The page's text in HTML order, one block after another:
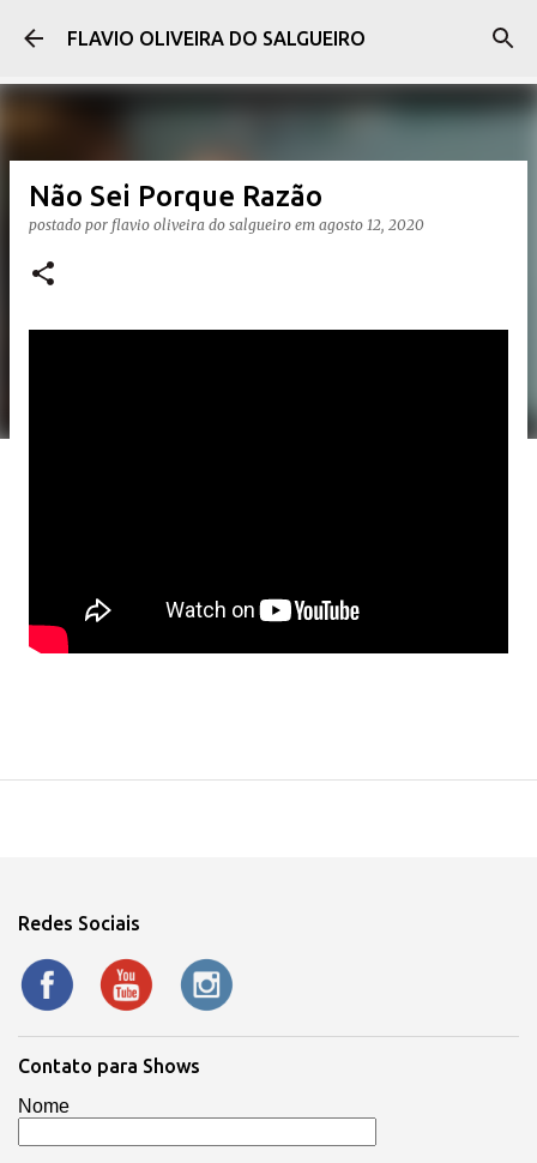
Pular para o conteúdo principal
FLAVIO OLIVEIRA DO SALGUEIRO
Não Sei Porque Razão
postado por flavio oliveira do salgueiro em agosto 12, 2020
Redes Sociais
Contato para Shows
Nome